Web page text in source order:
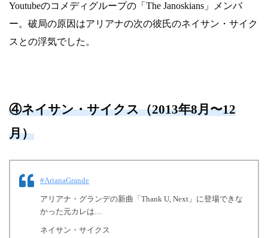
Youtubeのコメディグループの「The Janoskians」メンバ
ー。破局の原因はアリアナの次の彼氏のネイサン・サイク
スとの浮気でした。
④ネイサン・サイクス（2013年8月〜12
月）
#ArianaGrande
アリアナ・グランデの新曲「Thank U, Next」に登場できな
かった元カレは…
ネイサン・サイクス